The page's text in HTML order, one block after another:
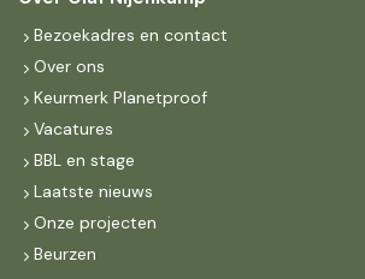
Bezoekadres en contact
Over ons
Keurmerk Planetproof
Vacatures
BBL en stage
Laatste nieuws
Onze projecten
Beurzen